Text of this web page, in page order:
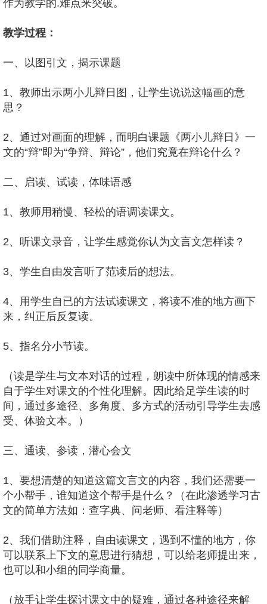
作为教学的.难点来突破。
教学过程：
一、以图引文，揭示课题
1、教师出示两小儿辩日图，让学生说说这幅画的意
思？
2、通过对画面的理解，而明白课题《两小儿辩日》一
文的“辩”即为“争辩、辩论”，他们究竟在辩论什么？
二、启读、试读，体味语感
1、教师用稍慢、轻松的语调读课文。
2、听课文录音，让学生感觉你认为文言文怎样读？
3、学生自由发言听了范读后的想法。
4、用学生自已的方法试读课文，将读不准的地方画下
来，纠正后反复读。
5、指名分小节读。
（读是学生与文本对话的过程，朗读中所体现的情感来
自于学生对课文的个性化理解。因此给足学生读的时
间，通过多途径、多角度、多方式的活动引导学生去感
受、体验文本。）
三、通读、参读，潜心会文
1、要想清楚的知道这篇文言文的内容，我们还需要一
个小帮手，谁知道这个帮手是什么？（在此渗透学习古
文的简单方法如：查字典、问老师、看注释等）
2、我们借助注释，自由读课文，遇到不懂的地方，你
可以联系上下文的意思进行猜想，可以给老师提出来，
也可以和小组的同学商量。
（放手让学生探讨课文中的疑难，通过各种途径来解